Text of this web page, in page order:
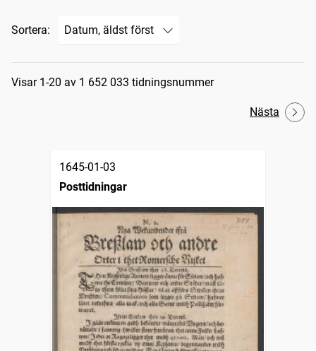
Sortera:
Sökresultat
Visar 1-20 av 1 652 033 tidningsnummer
Nästa
1645-01-03
Posttidningar